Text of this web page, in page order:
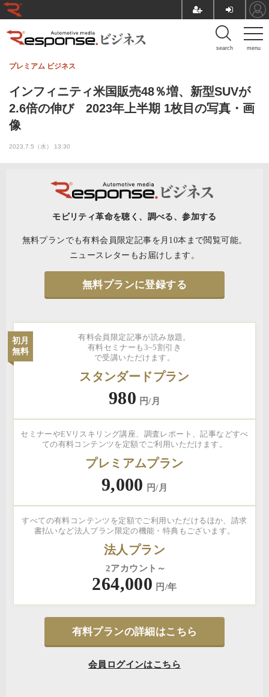
menu
search
インフィニティ米国販売48％増、新型SUVが
2.6倍の伸び 2023年上半期 1枚目の写真・画
像
プレミアム ビジネス
2023.7.5（水） 13:30
モビリティ革命を聴く、調べる、参加する
無料プランでも有料会員限定記事を月10本まで閲覧可能。
ニュースレターもお届けします。
無料プランに登録する
有料会員限定記事が読み放題。
有料セミナーも3~5割引き
で受講いただけます。
初月
無料
スタンダードプラン
980 円/月
セミナーやEVリスキリング講座、調査レポート、記事などすべ
ての有料コンテンツを定額でご利用いただけます。
プレミアムプラン
9,000 円/月
すべての有料コンテンツを定額でご利用いただけるほか、請求
書払いなど法人プラン限定の機能・特典もございます。
法人プラン
2アカウント～
264,000 円/年
有料プランの詳細はこちら
会員ログインはこちら